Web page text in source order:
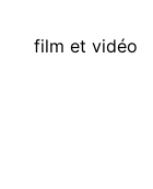
film et vidéo